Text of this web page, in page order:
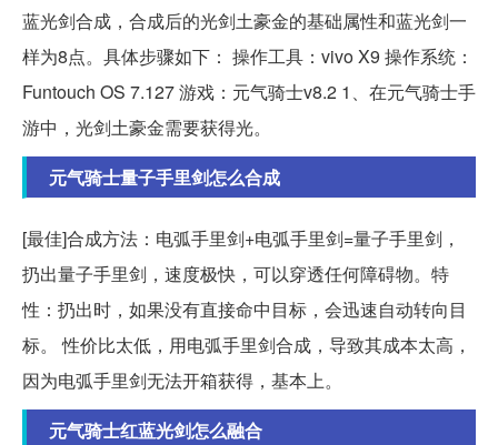
蓝光剑合成，合成后的光剑土豪金的基础属性和蓝光剑一
样为8点。具体步骤如下： 操作工具：vivo X9 操作系统：
Funtouch OS 7.127 游戏：元气骑士v8.2 1、在元气骑士手
游中，光剑土豪金需要获得光。
元气骑士量子手里剑怎么合成
[最佳]合成方法：电弧手里剑+电弧手里剑=量子手里剑，
扔出量子手里剑，速度极快，可以穿透任何障碍物。特
性：扔出时，如果没有直接命中目标，会迅速自动转向目
标。 性价比太低，用电弧手里剑合成，导致其成本太高，
因为电弧手里剑无法开箱获得，基本上。
元气骑士红蓝光剑怎么融合